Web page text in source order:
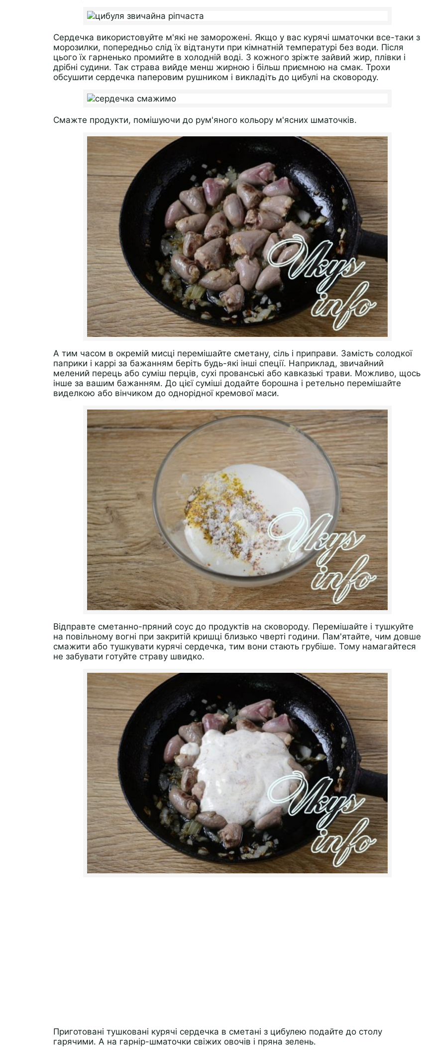
Сердечка використовуйте м'які не заморожені. Якщо у вас курячі шматочки все-таки з
морозилки, попередньо слід їх відтанути при кімнатній температурі без води. Після
цього їх гарненько промийте в холодній воді. З кожного зріжте зайвий жир, плівки і
дрібні судини. Так страва вийде менш жирною і більш приємною на смак. Трохи
обсушити сердечка паперовим рушником і викладіть до цибулі на сковороду.
Смажте продукти, помішуючи до рум'яного кольору м'ясних шматочків.
А тим часом в окремій мисці перемішайте сметану, сіль і приправи. Замість солодкої
паприки і каррі за бажанням беріть будь-які інші спеції. Наприклад, звичайний
мелений перець або суміш перців, сухі прованські або кавказькі трави. Можливо, щось
інше за вашим бажанням. До цієї суміші додайте борошна і ретельно перемішайте
виделкою або вінчиком до однорідної кремової маси.
Відправте сметанно-пряний соус до продуктів на сковороду. Перемішайте і тушкуйте
на повільному вогні при закритій кришці близько чверті години. Пам'ятайте, чим довше
смажити або тушкувати курячі сердечка, тим вони стають грубіше. Тому намагайтеся
не забувати готуйте страву швидко.
Приготовані тушковані курячі сердечка в сметані з цибулею подайте до столу
гарячими. А на гарнір-шматочки свіжих овочів і пряна зелень.